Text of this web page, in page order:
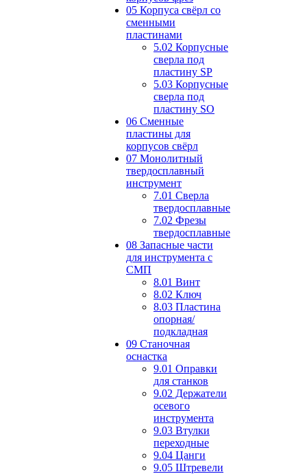
05 Корпуса свёрл со
сменными
пластинами
5.02 Корпусные
сверла под
пластину SP
5.03 Корпусные
сверла под
пластину SO
06 Сменные
пластины для
корпусов свёрл
07 Монолитный
твердосплавный
инструмент
7.01 Сверла
твердосплавные
7.02 Фрезы
твердосплавные
08 Запасные части
для инструмента с
СМП
8.01 Винт
8.02 Ключ
8.03 Пластина
опорная/
подкладная
09 Станочная
оснастка
9.01 Оправки
для станков
9.02 Держатели
осевого
инструмента
9.03 Втулки
переходные
9.04 Цанги
9.05 Штревели